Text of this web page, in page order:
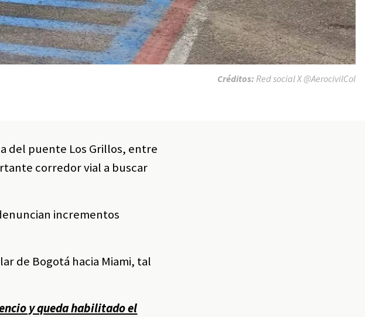
Créditos: Red social X @AerocivilCol
del puente Los Grillos, entre
corredor vial a buscar
incrementos
de Bogotá hacia Miami, tal
y queda habilitado el